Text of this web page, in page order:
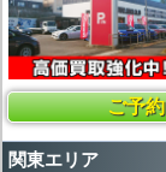
ご予約
関東エリア